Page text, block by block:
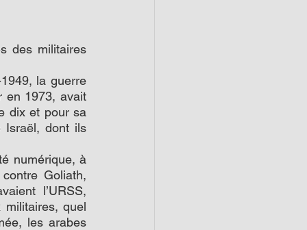
des militaires
la guerre
en 1973, avait
dix et pour sa
Israël, dont ils
numérique, à
Goliath,
l’URSS,
quel
les arabes